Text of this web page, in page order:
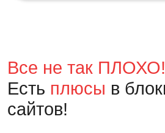
Все не так ПЛОХО!
Есть плюсы в
сайтов!